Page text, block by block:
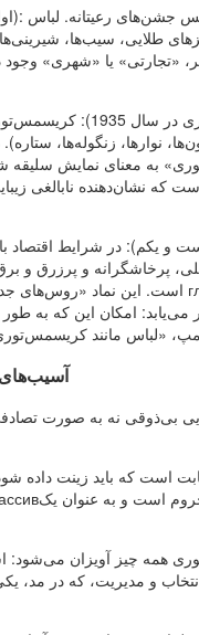
طلایی، سیب‌ها،
«تجارتی» یا «شهری»
دوران شوروی (به ویژه پس
نوارها، زنگوله‌ها،
به معنای نمایش
نشان‌دهنده نابالغی
و یکم): در شرایط اقتصاد
پرخاشگرانه و پرزرق و
امکان این که به
بی‌ذوقی نه به صورت
است که باید زینت داده
همه چیز آویزان می‌شود:
و مدیریت، که در مد،